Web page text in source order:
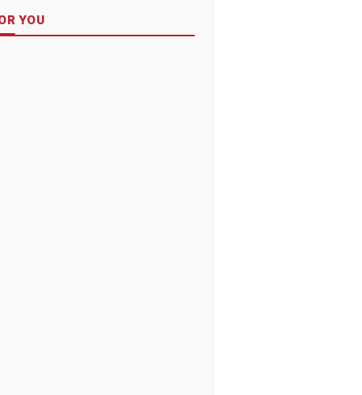
YOU